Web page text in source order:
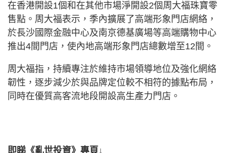
在香港開設1個和在其他市場淨開設2個周大福珠寶零
售點。周大福表示，季內擴展了高端形象門店網絡，
於長沙國際金融中心及南京德基廣場等高端購物中心
推出4間門店，使內地高端形象門店總數增至12間。
周大福指，持續專注於維持市場領導地位及強化網絡
韌性，逐步減少於與品牌定位較不相符的據點布局，
同時在優質高客流地段開設高生產力門店。
即睇《亂世投資》專頁↓